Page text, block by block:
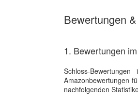
Bewertungen
1. Bewertungen
Schloss-
Amazonbewertungen
nachfolgenden